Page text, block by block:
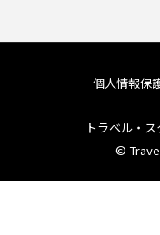
個人情報保
トラベル・
©